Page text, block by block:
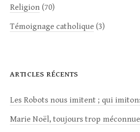
Religion (70)
Témoignage catholique (3)
ARTICLES RÉCENTS
Les Robots nous imitent ; qui
Marie Noël, toujours trop méconnue